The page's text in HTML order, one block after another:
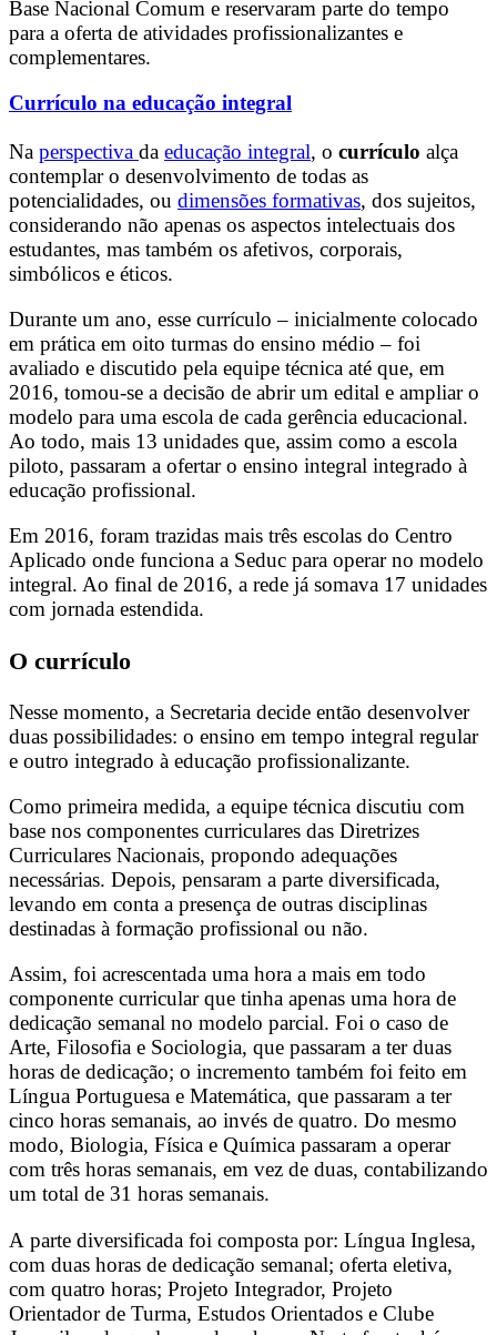
Base Nacional Comum e reservaram parte do tempo
para a oferta de atividades profissionalizantes e
complementares.
Currículo na educação integral
Na perspectiva da educação integral, o currículo alça
contemplar o desenvolvimento de todas as
potencialidades, ou dimensões formativas, dos sujeitos,
considerando não apenas os aspectos intelectuais dos
estudantes, mas também os afetivos, corporais,
simbólicos e éticos.
Durante um ano, esse currículo – inicialmente colocado
em prática em oito turmas do ensino médio – foi
avaliado e discutido pela equipe técnica até que, em
2016, tomou-se a decisão de abrir um edital e ampliar o
modelo para uma escola de cada gerência educacional.
Ao todo, mais 13 unidades que, assim como a escola
piloto, passaram a ofertar o ensino integral integrado à
educação profissional.
Em 2016, foram trazidas mais três escolas do Centro
Aplicado onde funciona a Seduc para operar no modelo
integral. Ao final de 2016, a rede já somava 17 unidades
com jornada estendida.
O currículo
Nesse momento, a Secretaria decide então desenvolver
duas possibilidades: o ensino em tempo integral regular
e outro integrado à educação profissionalizante.
Como primeira medida, a equipe técnica discutiu com
base nos componentes curriculares das Diretrizes
Curriculares Nacionais, propondo adequações
necessárias. Depois, pensaram a parte diversificada,
levando em conta a presença de outras disciplinas
destinadas à formação profissional ou não.
Assim, foi acrescentada uma hora a mais em todo
componente curricular que tinha apenas uma hora de
dedicação semanal no modelo parcial. Foi o caso de
Arte, Filosofia e Sociologia, que passaram a ter duas
horas de dedicação; o incremento também foi feito em
Língua Portuguesa e Matemática, que passaram a ter
cinco horas semanais, ao invés de quatro. Do mesmo
modo, Biologia, Física e Química passaram a operar
com três horas semanais, em vez de duas, contabilizando
um total de 31 horas semanais.
A parte diversificada foi composta por: Língua Inglesa,
com duas horas de dedicação semanal; oferta eletiva,
com quatro horas; Projeto Integrador, Projeto
Orientador de Turma, Estudos Orientados e Clube